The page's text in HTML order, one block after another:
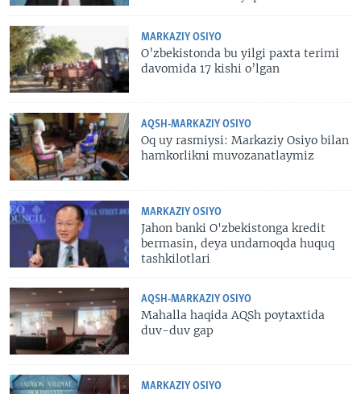
MARKAZIY OSIYO
O’zbekistonda bu yilgi paxta terimi
davomida 17 kishi o’lgan
AQSH-MARKAZIY OSIYO
Oq uy rasmiysi: Markaziy Osiyo bilan
hamkorlikni muvozanatlaymiz
MARKAZIY OSIYO
Jahon banki O'zbekistonga kredit
bermasin, deya undamoqda huquq
tashkilotlari
AQSH-MARKAZIY OSIYO
Mahalla haqida AQSh poytaxtida
duv-duv gap
MARKAZIY OSIYO